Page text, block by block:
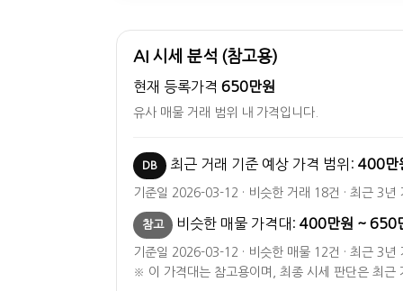
AI 시세 분석 (참고용)
현재 등록가격 650만원
유사 매물 거래 범위 내 가격입니다.
DB 최근 거래 기준 예상 가격 범위: 400만
기준일 2026-03-12 · 비슷한 거래 18건 · 최근 3년
참고 비슷한 매물 가격대: 400만원 ~ 650
기준일 2026-03-12 · 비슷한 매물 12건 · 최근 3년
※ 이 가격대는 참고용이며, 최종 시세 판단은 최근